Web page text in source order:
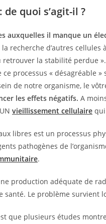
quoi s’agit-il ?
auxquelles il manque un
recherche d’autres cellules
retrouver la stabilité perdue
processus « désagréable »
de notre organisme, le
les effets négatifs. A
vieillissement cellulaire
libres est un processus
pathogènes de
.
production adéquate de
santé. Le problème survient
que plusieurs études